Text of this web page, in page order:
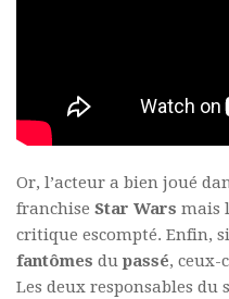
Or, l’acteur a bien joué
franchise Star Wars mais
critique escompté. Enfin,
fantômes du passé, ceux-
Les deux responsables du